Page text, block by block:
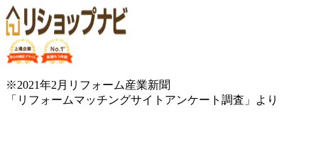
※2021年2月リフォーム産業新聞
「リフォームマッチングサイトアンケート調査」より